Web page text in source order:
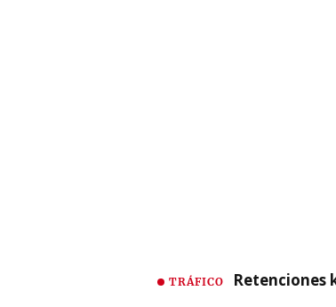
TRÁFICO Retenciones